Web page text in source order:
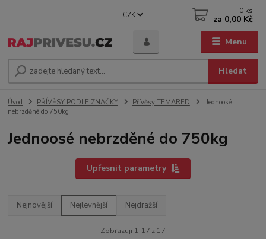
Menu
CZK
Hledat
0 ks
za 0,00 Kč
Úvod PŘÍVĚSY PODLE ZNAČKY Přívěsy TEMARED
Jednoosé
nebrzděné do 750kg
Jednoosé nebrzděné do 750kg
Upřesnit parametry
Nejnovější Nejlevnější Nejdražší
Zobrazuji 1-17 z 17